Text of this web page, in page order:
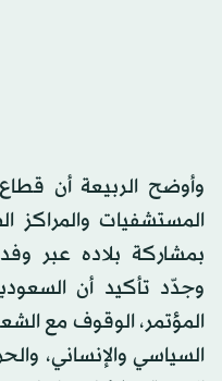
وأوضح الربيعة أن
المستشفيات والمراكز
بمشاركة بلاده عبر
وجدّد تأكيد أن
المؤتمر، الوقوف مع
السياسي والإنساني،